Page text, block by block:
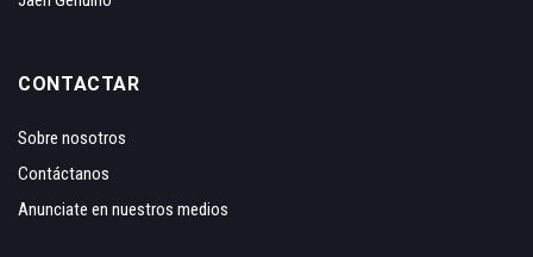
CONTACTAR
Sobre nosotros
Contáctanos
Anunciate en nuestros medios